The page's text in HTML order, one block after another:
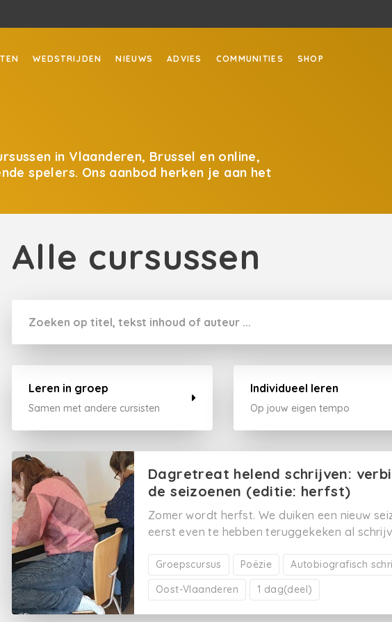
WEDSTRIJDEN NIEUWS ADVIES COMMUNITIES SHOP
in Vlaanderen, Brussel en online,
spelers. Ons aanbod herken je aan het
Alle cursussen
Leren in groep
Samen met andere cursisten
Individueel leren
Op jouw eigen tempo
Dagretreat helend schrijven:
de seizoenen (editie: herfst)
Zomer wordt herfst. We duiken een nieuw
eerst even te hebben teruggekeken al
ruimte om stil te vallen, waardoor je na
overspoeld te worden door gedachten en
schrijfdag drukken we dus op de pauzeknop.
tijd om te zijn. Om te voelen. Om te landen
Groepscursus Poëzie Autobiografisch
Oost-Vlaanderen
1 dag(deel)